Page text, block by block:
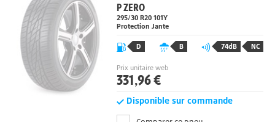
P ZERO
295/30 R20101Y
Prix unitaire web
331,96 €
Disponible sur commande